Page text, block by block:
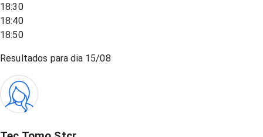
18:30
18:40
18:50
Resultados para dia 15/08